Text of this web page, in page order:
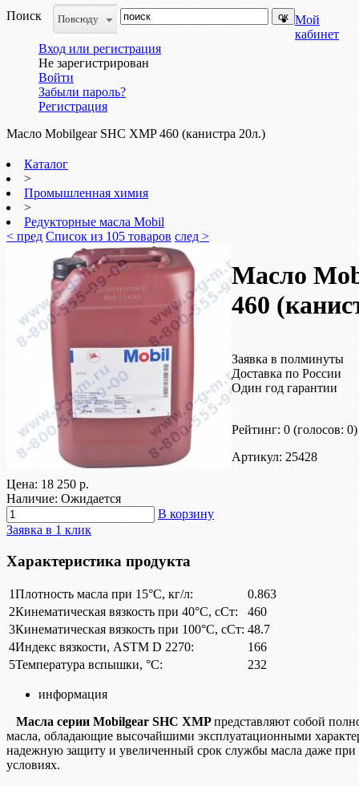
Поиск
Повсюду
Мой
кабинет
Вход или регистрация
Не зарегистрирован
Войти
Забыли пароль?
Регистрация
Масло Mobilgear SHC XMP 460 (канистра 20л.)
Каталог
>
Промышленная химия
>
Редукторные масла Mobil
< пред Список из 105 товаров след >
Масло
460
Заявка в полминуты
Доставка по России
Один год гарантии
Рейтинг: 0 (голосов: 0)
Артикул: 25428
Цена: 18 250 р.
Наличие: Ожидается
В корзину
Заявка в 1 клик
Характеристика продукта
1Плотность масла при 15°С, кг/л:
0.863
2Кинематическая вязкость при 40°С, сСт:
460
3Кинематическая вязкость при 100°С, сСт: 48.7
4Индекс вязкости, ASTM D 2270:
166
5Температура вспышки, °С: 232
информация
Масла серии Mobilgear SHC XMPпредставляют собой
масла, обладающие высочайшими эксплуатационными
надежную защиту и увеличенный срок службы масла даже при
условиях.